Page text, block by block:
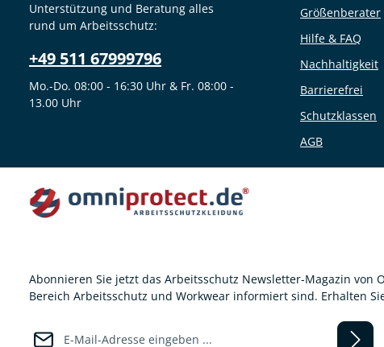
Unterstützung und Beratung alles
rund um Arbeitsschutz:
+49 511 67999796
Mo.-Do. 08:00 - 16:30 Uhr & Fr. 08:00 -
13.00 Uhr
Größenberater
Hilfe & FAQ
Nachhaltigkeit
Barrierefrei
Schutzklassen
AGB
Abonnieren Sie jetzt das Arbeitsschutz Newsletter-Magazin
Bereich Arbeitsschutz und Workwear informiert sind. Erhalten